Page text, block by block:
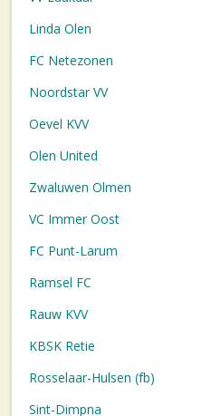
Linda Olen
FC Netezonen
Noordstar VV
Oevel KVV
Olen United
Zwaluwen Olmen
VC Immer Oost
FC Punt-Larum
Ramsel FC
Rauw KVV
KBSK Retie
Rosselaar-Hulsen (fb)
Sint-Dimpna